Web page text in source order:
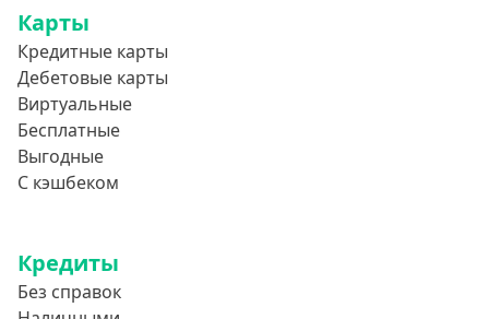
Карты
Кредитные карты
Дебетовые карты
Виртуальные
Бесплатные
Выгодные
С кэшбеком
Кредиты
Без справок